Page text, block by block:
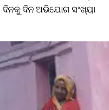
ଦିନକୁ ଦିନ ଅଭିଯୋଗ ସଂଖ୍ୟା